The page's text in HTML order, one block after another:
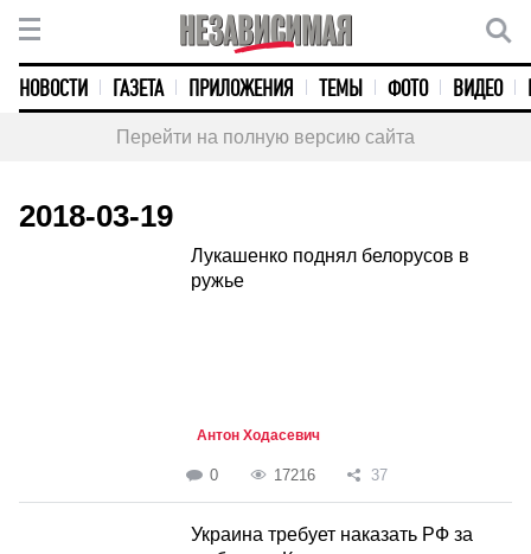
НОВОСТИ ГАЗЕТА ПРИЛОЖЕНИЯ ТЕМЫ ФОТО ВИДЕО
Перейти на полную версию сайта
2018-03-19
Лукашенко поднял белорусов в
ружье
Антон Ходасевич
0 17216 37
Украина требует наказать РФ за